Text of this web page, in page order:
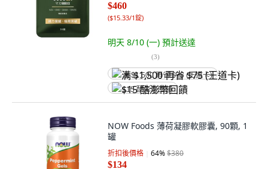
$460
($15.33/1錠)
明天 8/10 (一) 預計送達
(3)
满 $1,500 再省 $75 (王道卡)
$15 酷澎幣回饋
NOW Foods 薄荷凝膠軟膠囊, 90顆, 1
罐
折扣後價格 64%$380
$134